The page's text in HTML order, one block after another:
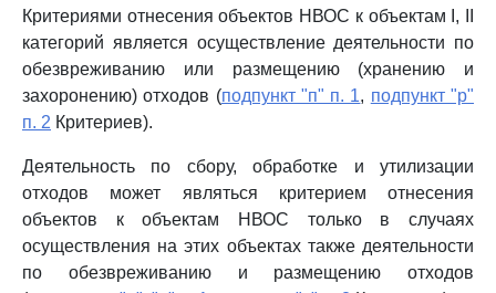
Критериями отнесения объектов НВОС к объектам I, II
категорий является осуществление деятельности по
обезвреживанию или размещению (хранению и
захоронению) отходов (подпункт "п" п. 1, подпункт "р"
п. 2 Критериев).
Деятельность по сбору, обработке и утилизации
отходов может являться критерием отнесения
объектов к объектам НВОС только в случаях
осуществления на этих объектах также деятельности
по обезвреживанию и размещению отходов